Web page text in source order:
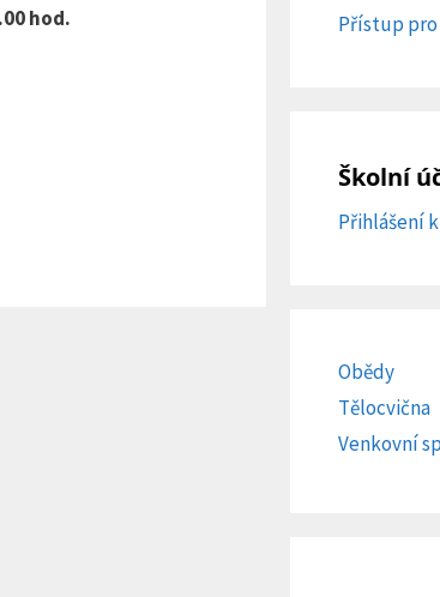
hod. Přístup
Školní
Přihlášení
Obědy
Tělocvična
Venkovní